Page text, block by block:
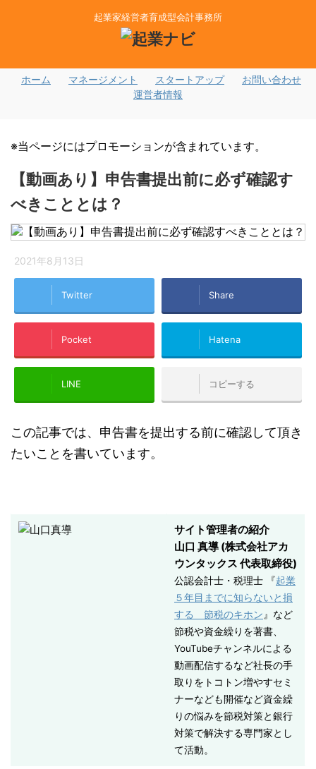
起業家経営者育成型会計事務所
ホーム マネージメント スタートアップ
お問い合わせ
運営者情報
※当ページにはプロモーションが含まれています。
【動画あり】申告書提出前に必ず確認す
べきこととは？
2021年8月13日
Twitter Share
Pocket Hatena
LINE コピーする
この記事では、申告書を提出する前に確認して頂き
たいことを書いています。
サイト管理者の紹介
山口 真導 (株式会社アカ
ウンタックス 代表取締役)
公認会計士・税理士 『起業
５年目までに知らないと損
する 節税のキホン 』など
節税や資金繰りを著書、
YouTubeチャンネルによる
動画配信するなど社長の手
取りをトコトン増やすセミ
ナーなども開催など資金繰
りの悩みを節税対策と銀行
対策で解決する専門家とし
て活動。